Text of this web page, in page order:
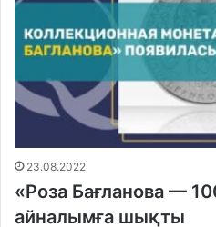
23.08.2022
«Роза Бағланова —
айналымға шықты